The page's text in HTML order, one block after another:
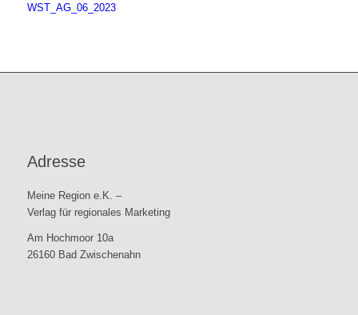
WST_AG_06_2023
Adresse
Meine Region e.K. –
Verlag für regionales Marketing
Am Hochmoor 10a
26160 Bad Zwischenahn